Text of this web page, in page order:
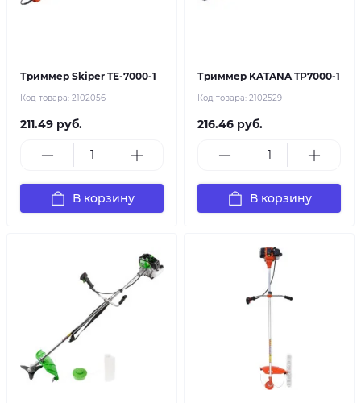
Триммер Skiper TE-7000-1
Код товара: 2102056
211.49 руб.
В корзину
Триммер KATANA TP7000-1
Код товара: 2102529
216.46 руб.
В корзину